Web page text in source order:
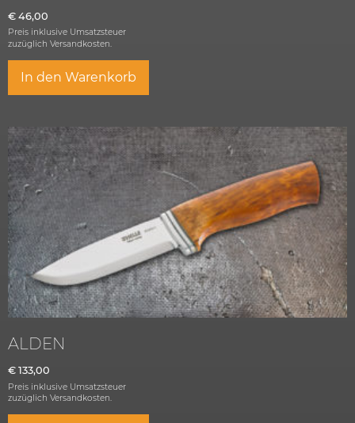
€ 46,00
Preis inklusive Umsatzsteuer
zuzüglich Versandkosten.
In den Warenkorb
ALDEN
€ 133,00
Preis inklusive Umsatzsteuer
zuzüglich Versandkosten.